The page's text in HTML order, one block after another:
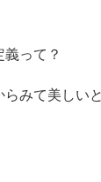
って？
みて美しい